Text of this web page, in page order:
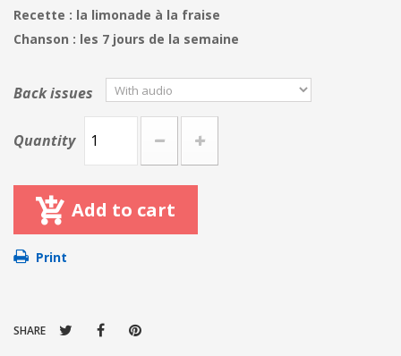
Recette : la limonade à la fraise
Chanson : les 7 jours de la semaine
Back issues
Quantity
Add to cart
Print
SHARE